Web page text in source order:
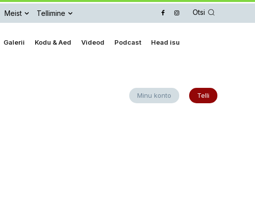
Meist Tellimine Otsi
Galerii Kodu & Aed Videod Podcast Head isu
Minu konto Telli